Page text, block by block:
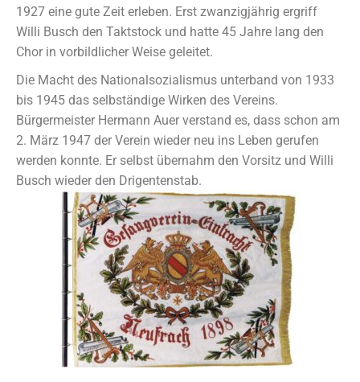
1927 eine gute Zeit erleben. Erst zwanzigjährig ergriff
Willi Busch den Taktstock und hatte 45 Jahre lang den
Chor in vorbildlicher Weise geleitet.
Die Macht des Nationalsozialismus unterband von 1933
bis 1945 das selbständige Wirken des Vereins.
Bürgermeister Hermann Auer verstand es, dass schon am
2. März 1947 der Verein wieder neu ins Leben gerufen
werden konnte. Er selbst übernahm den Vorsitz und Willi
Busch wieder den Drigentenstab.